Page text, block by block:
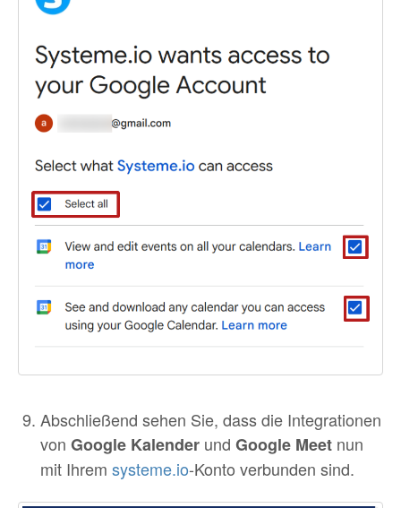
Abschließend sehen Sie, dass die Integrationen
von Google Kalender und Google Meet nun
mit Ihrem systeme.io-Konto verbunden sind.